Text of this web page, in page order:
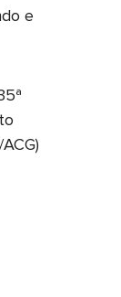
e